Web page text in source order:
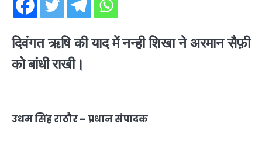
दिवंगत ऋषि की याद में नन्ही शिखा ने अरमान सैफ़ी
को बांधी राखी।
उधम सिंह राठौर – प्रधान संपादक